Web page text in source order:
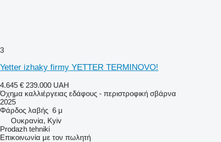
3
Yetter izhaky firmy YETTER TERMINOVO!
4.645 € 239.000 UAH
Όχημα καλλιέργειας εδάφους - περιστροφική σβάρνα
2025
Φάρδος λαβής 6 μ
Ουκρανία, Kyiv
Prodazh tehniki
Επικοινωνία με τον πωλητή